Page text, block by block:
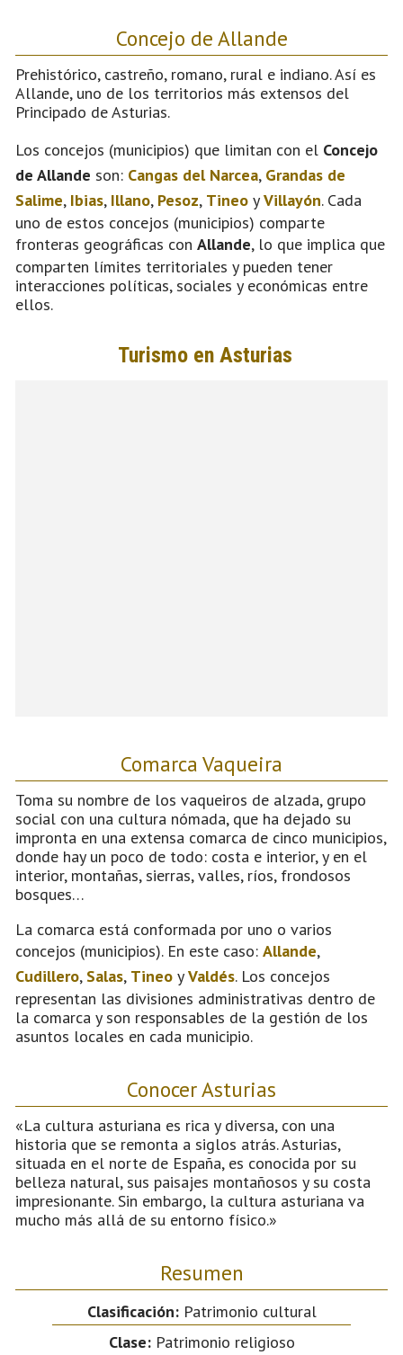
Concejo de Allande
Prehistórico, castreño, romano, rural e indiano. Así es
Allande, uno de los territorios más extensos del
Principado de Asturias.
Los concejos (municipios) que limitan con el Concejo
de Allande son: Cangas del Narcea, Grandas de
Salime, Ibias, Illano, Pesoz, Tineo yVillayón. Cada
uno de estos concejos (municipios) comparte
fronteras geográficas con Allande, lo que implica que
comparten límites territoriales y pueden tener
interacciones políticas, sociales y económicas entre
ellos.
Comarca Vaqueira
Toma su nombre de los vaqueiros de alzada, grupo
social con una cultura nómada, que ha dejado su
impronta en una extensa comarca de cinco municipios,
donde hay un poco de todo: costa e interior, y en el
interior, montañas, sierras, valles, ríos, frondosos
bosques…
La comarca está conformada por uno o varios
concejos (municipios). En este caso: Allande,
Cudillero, Salas, Tineo yValdés. Los concejos
representan las divisiones administrativas dentro de
la comarca y son responsables de la gestión de los
asuntos locales en cada municipio.
Conocer Asturias
«La cultura asturiana es rica y diversa, con una
historia que se remonta a siglos atrás. Asturias,
situada en el norte de España, es conocida por su
belleza natural, sus paisajes montañosos y su costa
impresionante. Sin embargo, la cultura asturiana va
mucho más allá de su entorno físico.»
Resumen
Clasificación:Patrimonio cultural
Clase:Patrimonio religioso